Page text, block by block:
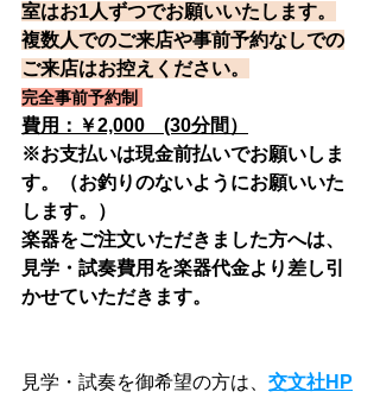
室はお1人ずつでお願いいたします。
複数人でのご来店や事前予約なしでの
ご来店はお控えください。
完全事前予約制
費用：￥2,000　(30分間）
※お支払いは現金前払いでお願いしま
す。（お釣りのないようにお願いいた
します。）
楽器をご注文いただきました方へは、
見学・試奏費用を楽器代金より差し引
かせていただきます。
見学・試奏を御希望の方は、 交文社HP